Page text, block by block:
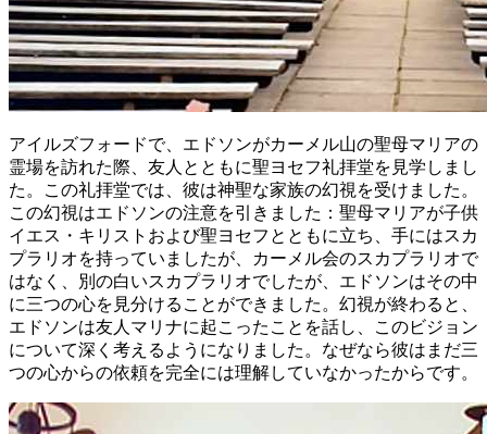
アイルズフォードで、エドソンがカーメル山の聖母マリアの
霊場を訪れた際、友人とともに聖ヨセフ礼拝堂を見学しまし
た。この礼拝堂では、彼は神聖な家族の幻視を受けました。
この幻視はエドソンの注意を引きました：聖母マリアが子供
イエス・キリストおよび聖ヨセフとともに立ち、手にはスカ
プラリオを持っていましたが、カーメル会のスカプラリオで
はなく、別の白いスカプラリオでしたが、エドソンはその中
に三つの心を見分けることができました。幻視が終わると、
エドソンは友人マリナに起こったことを話し、このビジョン
について深く考えるようになりました。なぜなら彼はまだ三
つの心からの依頼を完全には理解していなかったからです。